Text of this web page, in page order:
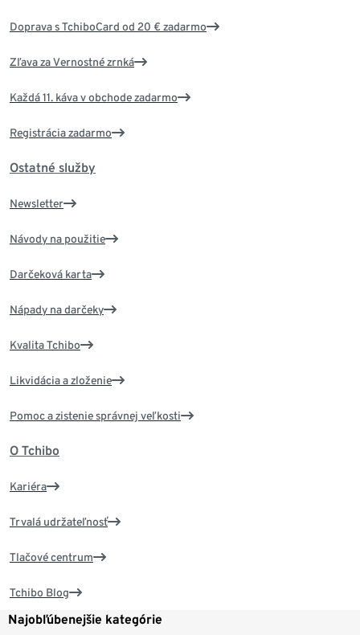
Doprava s TchiboCard od 20 € zadarmo
Zľava za Vernostné zrnká
Každá 11. káva v obchode zadarmo
Registrácia zadarmo
Ostatné služby
Newsletter
Návody na použitie
Darčeková karta
Nápady na darčeky
Kvalita Tchibo
Likvidácia a zloženie
Pomoc a zistenie správnej veľkosti
O Tchibo
Kariéra
Trvalá udržateľnosť
Tlačové centrum
Tchibo Blog
Najobľúbenejšie kategórie